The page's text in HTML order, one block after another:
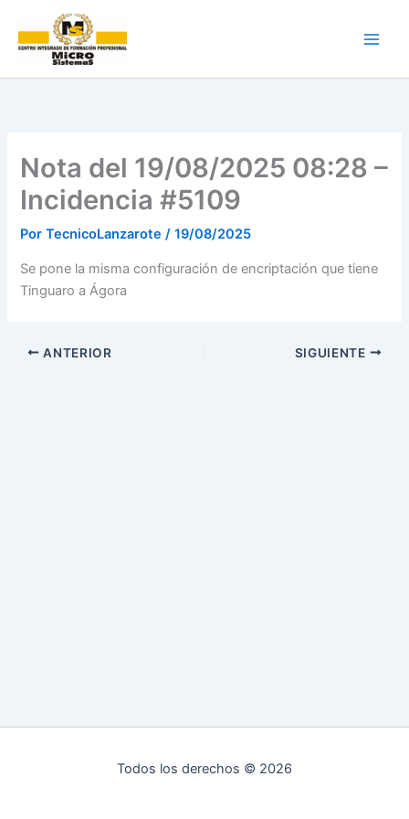
contenido
Nota del 19/08/2025 08:28 –
Incidencia #5109
PorTecnicoLanzarote/19/08/2025
Se pone la misma configuración de encriptación que tiene
Tinguaro a Ágora
ANTERIOR SIGUIENTE
Todos los derechos © 2026